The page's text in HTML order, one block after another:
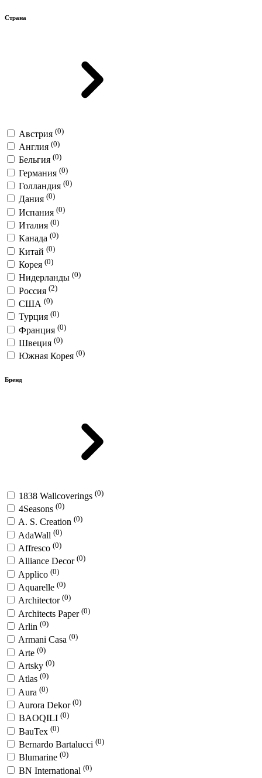
Страна
Австрия (0)
Англия (0)
Бельгия (0)
Германия (0)
Голландия (0)
Дания (0)
Испания (0)
Италия (0)
Канада (0)
Китай (0)
Корея (0)
Нидерланды (0)
Россия (2)
США (0)
Турция (0)
Франция (0)
Швеция (0)
Южная Корея (0)
Бренд
1838 Wallcoverings (0)
4Seasons (0)
A. S. Creation (0)
AdaWall (0)
Affresco (0)
Alliance Decor (0)
Applico (0)
Aquarelle (0)
Architector (0)
Architects Paper (0)
Arlin (0)
Armani Casa (0)
Arte (0)
Artsky (0)
Atlas (0)
Aura (0)
Aurora Dekor (0)
BAOQILI (0)
BauTex (0)
Bernardo Bartalucci (0)
Blumarine (0)
BN International (0)